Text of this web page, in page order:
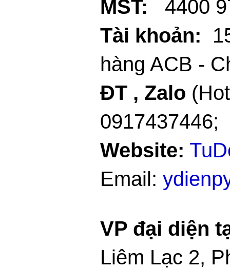
MST: 4400
Tài khoản:
hàng ACB -
ĐT , Zalo
0917437446;
Website:
Email:
VP đại diện
Liêm Lạc 2,